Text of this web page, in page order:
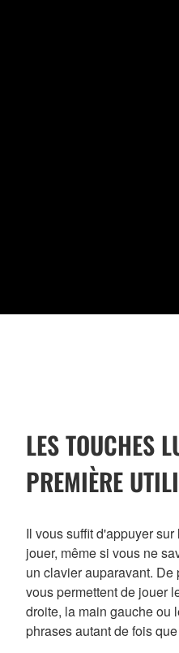
LES TOUCHES
PREMIÈRE
Il vous suffit d'appuyer
jouer, même si vous ne
un clavier auparavant.
vous permettent de jouer
droite, la main gauche ou
phrases autant de fois